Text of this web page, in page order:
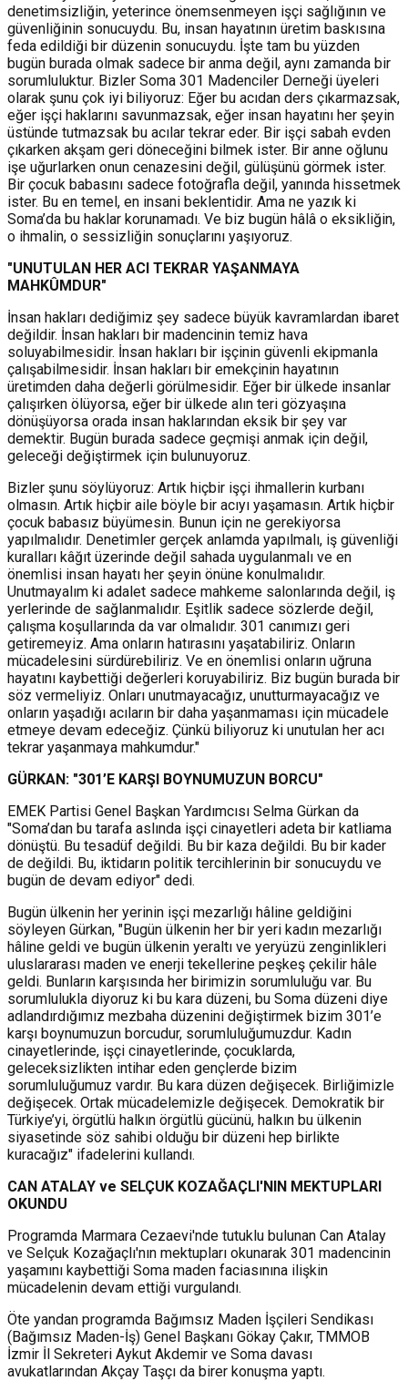
denetimsizliğin, yeterince önemsenmeyen işçi sağlığının ve
güvenliğinin sonucuydu. Bu, insan hayatının üretim baskısına
feda edildiği bir düzenin sonucuydu. İşte tam bu yüzden
bugün burada olmak sadece bir anma değil, aynı zamanda bir
sorumluluktur. Bizler Soma 301 Madenciler Derneği üyeleri
olarak şunu çok iyi biliyoruz: Eğer bu acıdan ders çıkarmazsak,
eğer işçi haklarını savunmazsak, eğer insan hayatını her şeyin
üstünde tutmazsak bu acılar tekrar eder. Bir işçi sabah evden
çıkarken akşam geri döneceğini bilmek ister. Bir anne oğlunu
işe uğurlarken onun cenazesini değil, gülüşünü görmek ister.
Bir çocuk babasını sadece fotoğrafla değil, yanında hissetmek
ister. Bu en temel, en insani beklentidir. Ama ne yazık ki
Soma’da bu haklar korunamadı. Ve biz bugün hâlâ o eksikliğin,
o ihmalin, o sessizliğin sonuçlarını yaşıyoruz.
"UNUTULAN HER ACI TEKRAR YAŞANMAYA
MAHKÛMDUR"
İnsan hakları dediğimiz şey sadece büyük kavramlardan ibaret
değildir. İnsan hakları bir madencinin temiz hava
soluyabilmesidir. İnsan hakları bir işçinin güvenli ekipmanla
çalışabilmesidir. İnsan hakları bir emekçinin hayatının
üretimden daha değerli görülmesidir. Eğer bir ülkede insanlar
çalışırken ölüyorsa, eğer bir ülkede alın teri gözyaşına
dönüşüyorsa orada insan haklarından eksik bir şey var
demektir. Bugün burada sadece geçmişi anmak için değil,
geleceği değiştirmek için bulunuyoruz.
Bizler şunu söylüyoruz: Artık hiçbir işçi ihmallerin kurbanı
olmasın. Artık hiçbir aile böyle bir acıyı yaşamasın. Artık hiçbir
çocuk babasız büyümesin. Bunun için ne gerekiyorsa
yapılmalıdır. Denetimler gerçek anlamda yapılmalı, iş güvenliği
kuralları kâğıt üzerinde değil sahada uygulanmalı ve en
önemlisi insan hayatı her şeyin önüne konulmalıdır.
Unutmayalım ki adalet sadece mahkeme salonlarında değil, iş
yerlerinde de sağlanmalıdır. Eşitlik sadece sözlerde değil,
çalışma koşullarında da var olmalıdır. 301 canımızı geri
getiremeyiz. Ama onların hatırasını yaşatabiliriz. Onların
mücadelesini sürdürebiliriz. Ve en önemlisi onların uğruna
hayatını kaybettiği değerleri koruyabiliriz. Biz bugün burada bir
söz vermeliyiz. Onları unutmayacağız, unutturmayacağız ve
onların yaşadığı acıların bir daha yaşanmaması için mücadele
etmeye devam edeceğiz. Çünkü biliyoruz ki unutulan her acı
tekrar yaşanmaya mahkumdur."
GÜRKAN: "301’E KARŞI BOYNUMUZUN BORCU"
EMEK Partisi Genel Başkan Yardımcısı Selma Gürkan da
"Soma’dan bu tarafa aslında işçi cinayetleri adeta bir katliama
dönüştü. Bu tesadüf değildi. Bu bir kaza değildi. Bu bir kader
de değildi. Bu, iktidarın politik tercihlerinin bir sonucuydu ve
bugün de devam ediyor" dedi.
Bugün ülkenin her yerinin işçi mezarlığı hâline geldiğini
söyleyen Gürkan, "Bugün ülkenin her bir yeri kadın mezarlığı
hâline geldi ve bugün ülkenin yeraltı ve yeryüzü zenginlikleri
uluslararası maden ve enerji tekellerine peşkeş çekilir hâle
geldi. Bunların karşısında her birimizin sorumluluğu var. Bu
sorumlulukla diyoruz ki bu kara düzeni, bu Soma düzeni diye
adlandırdığımız mezbaha düzenini değiştirmek bizim 301’e
karşı boynumuzun borcudur, sorumluluğumuzdur. Kadın
cinayetlerinde, işçi cinayetlerinde, çocuklarda,
geleceksizlikten intihar eden gençlerde bizim
sorumluluğumuz vardır. Bu kara düzen değişecek. Birliğimizle
değişecek. Ortak mücadelemizle değişecek. Demokratik bir
Türkiye’yi, örgütlü halkın örgütlü gücünü, halkın bu ülkenin
siyasetinde söz sahibi olduğu bir düzeni hep birlikte
kuracağız" ifadelerini kullandı.
CAN ATALAY ve SELÇUK KOZAĞAÇLI'NIN MEKTUPLARI
OKUNDU
Programda Marmara Cezaevi'nde tutuklu bulunan Can Atalay
ve Selçuk Kozağaçlı'nın mektupları okunarak 301 madencinin
yaşamını kaybettiği Soma maden faciasınına ilişkin
mücadelenin devam ettiği vurgulandı.
Öte yandan programda Bağımsız Maden İşçileri Sendikası
(Bağımsız Maden-İş) Genel Başkanı Gökay Çakır, TMMOB
İzmir İl Sekreteri Aykut Akdemir ve Soma davası
avukatlarından Akçay Taşçı da birer konuşma yaptı.